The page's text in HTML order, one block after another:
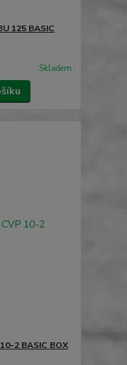
125 BASIC
Skladem
2 BASIC BOX